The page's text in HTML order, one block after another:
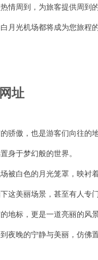
周到，为旅客提供周到的
光机场都将成为您旅程的
址
傲，也是游客们向往的地
于梦幻般的世界。
白色的月光笼罩，映衬着
美丽场景，甚至有人专门
标，更是一道亮丽的风景
晚的宁静与美丽，仿佛置